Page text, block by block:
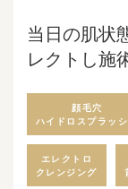
当日の肌状
レクトし施
顔毛穴
ハイドロスプラッシ
エレクトロ
クレンジング